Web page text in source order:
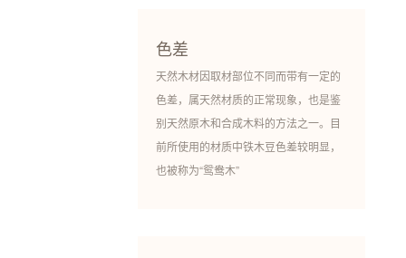
色差
天然木材因取材部位不同而带有一定的
色差，属天然材质的正常现象，也是鉴
别天然原木和合成木料的方法之一。目
前所使用的材质中铁木豆色差较明显，
也被称为“鸳鸯木”